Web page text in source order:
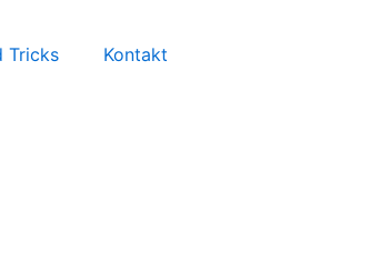
Tricks Kontakt